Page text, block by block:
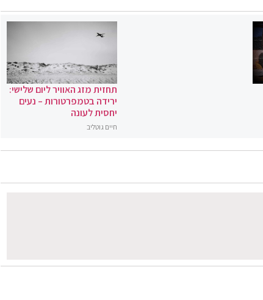
תחזית מזג האוויר ליום שלישי:
ירידה בטמפרטורות – נעים
יחסית לעונה
חיים גוטליב